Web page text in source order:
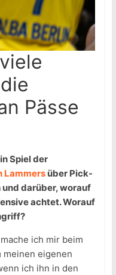
Pässe
Spiel der
Lammersüber Pick-
darüber, worauf
achtet. Worauf
ich mir beim
meinen eigenen
ich ihn in den